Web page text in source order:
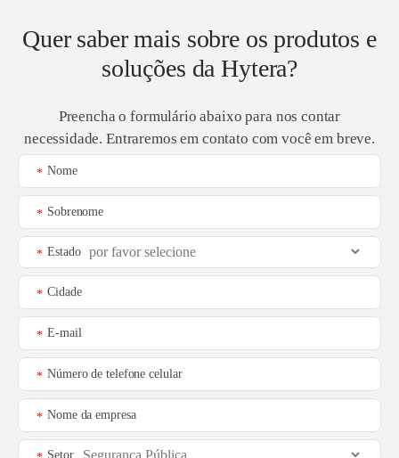
Quer saber mais sobre os produtos e
soluções da Hytera?
Preencha o formulário abaixo para nos contar
necessidade. Entraremos em contato com você em breve.
Nome
*
Sobrenome
*
Estado
*
Cidade
*
E-mail
*
Número de telefone celular
*
Nome da empresa
*
Setor